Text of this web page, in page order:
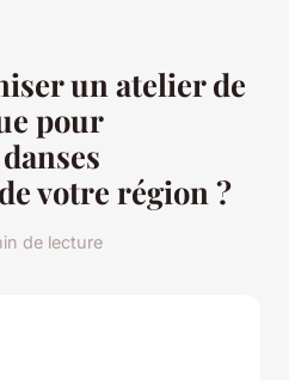
un atelier de
pour
votre région ?
de lecture